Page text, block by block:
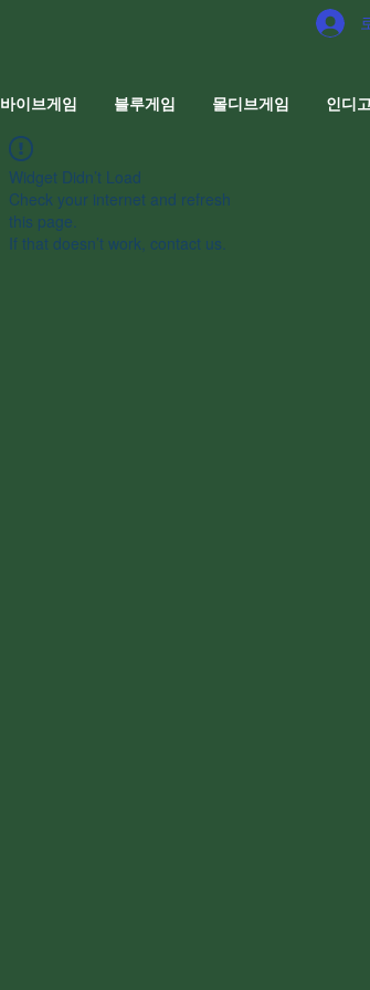
바이브게임 블루게임 몰디브게임 인디
Widget Didn’t Load
Check your internet and refresh
this page.
If that doesn’t work, contact us.